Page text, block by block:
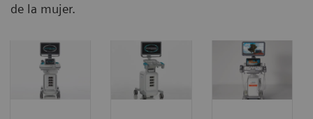
de la mujer.